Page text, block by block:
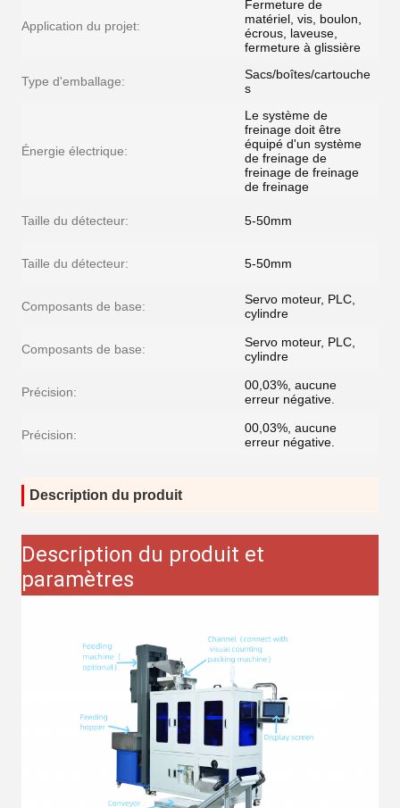
Application du projet:
Fermeture de
matériel, vis, boulon,
écrous, laveuse,
fermeture à glissière
Type d'emballage:
Sacs/boîtes/cartouche
s
Énergie électrique:
Le système de
freinage doit être
équipé d'un système
de freinage de
freinage de freinage
de freinage
Taille du détecteur: 5-50mm
Taille du détecteur: 5-50mm
Composants de base:
Servo moteur, PLC,
cylindre
Composants de base:
Servo moteur, PLC,
cylindre
Précision:
00,03%, aucune
erreur négative.
Précision:
00,03%, aucune
erreur négative.
Description du produit
Description du produit et
paramètres